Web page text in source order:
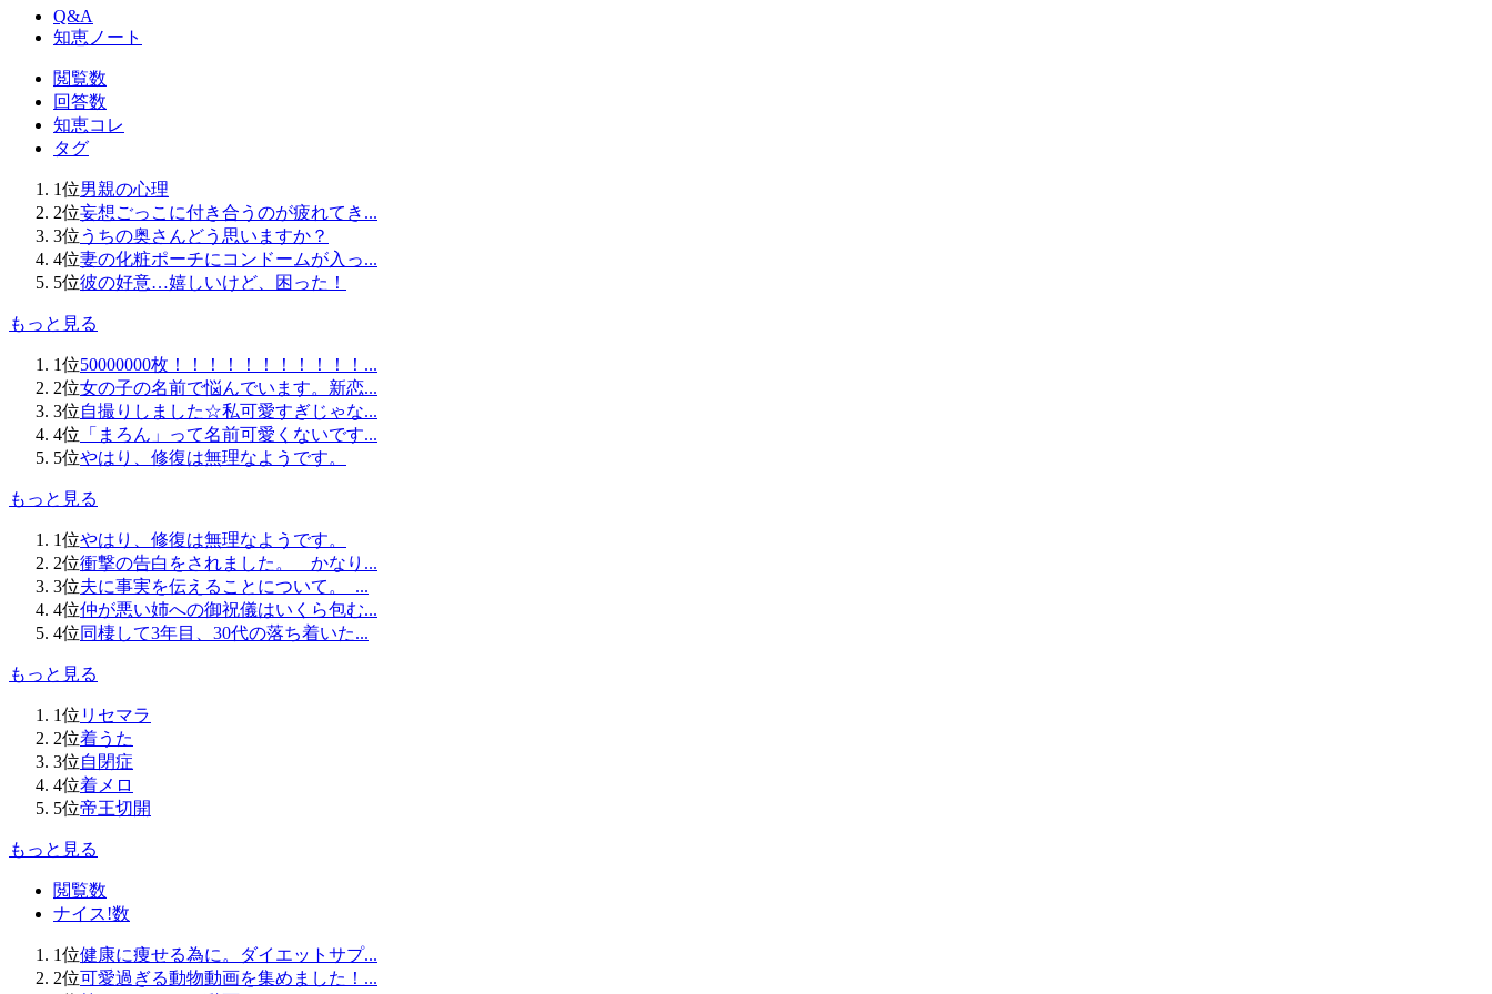
Q&A
知恵ノート
閲覧数
回答数
知恵コレ
タグ
1位男親の心理
2位妄想ごっこに付き合う のが疲れてき...
3位 うちの奥さんどう思い ますか？
4位妻の化粧ポーチにコン ドームが入っ...
5位彼の好意…嬉しいけど 、困った！
もっと見る
1位50000000枚！ ！！！！！！！！！！ ...
2位女の子の名前で悩んでいます。新恋...
3位自撮りしました☆私可愛すぎじゃな...
4位 「まろん」って名前可愛くないです...
5位やはり、修復は無理なようです。
もっと見る
1位やはり、修復は無理なようです。
2位衝撃の告白をされました。 かなり...
3位夫に事実を伝えること について。 ...
4位仲が悪い姉への御祝儀はいくら包む...
4位同棲して3年目、30代の落ち着いた...
もっと見る
1位 リセマラ
2位着うた
3位自閉症
4位着メロ
5位帝王切開
もっと見る
閲覧数
ナイス!数
1位健康に痩せる為に。ダイエットサプ...
2位可愛過ぎる動物動画を集めました！...